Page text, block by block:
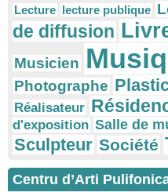
Lecture lecture publique
de diffusion
Musicien
Photographe
Réalisateur
d'exposition Salle de
Sculpteur Société
Centru d’Arti